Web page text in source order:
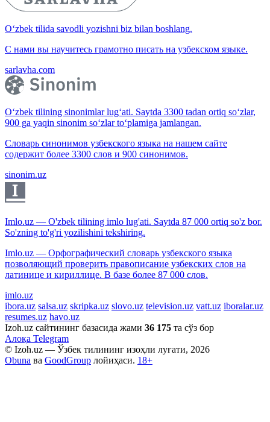
O‘zbek tilida savodli yozishni biz bilan boshlang.
С нами вы научитесь грамотно писать на узбекском языке.
sarlavha.com
O‘zbek tilining sinonimlar lug‘ati. Saytda 3300 tadan ortiq so‘zlar,
900 ga yaqin sinonim so‘zlar to‘plamiga jamlangan.
Словарь синонимов узбекского языка на нашем сайте
содержит более 3300 слов и 900 синонимов.
sinonim.uz
Imlo.uz — O'zbek tilining imlo lug'ati. Saytda 87 000 ortiq so'z bor.
So'zning to'g'ri yozilishini tekshiring.
Imlo.uz — Орфографический словарь узбекского языка
позволяющий проверить правописание узбекских слов на
латинице и кириллице. В базе более 87 000 слов.
imlo.uz
ibora.uz salsa.uz skripka.uz slovo.uz television.uz vatt.uz iboralar.uz
resumes.uz havo.uz
Izoh.uz сайтининг базасида жами 36 175 та сўз бор
Алоқа Telegram
© Izoh.uz — Ўзбек тилининг изоҳли луғати, 2026
Obuna ва GoodGroup лойиҳаси. 18+